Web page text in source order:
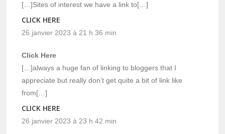
[…]Sites of interest we have a link to[…]
CLICK HERE
26 janvier 2023 à 21 h 36 min
Click Here
[…]always a huge fan of linking to bloggers that I
appreciate but really don’t get quite a bit of link like
from[…]
CLICK HERE
26 janvier 2023 à 23 h 42 min